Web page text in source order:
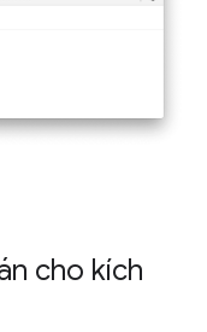
cho kích